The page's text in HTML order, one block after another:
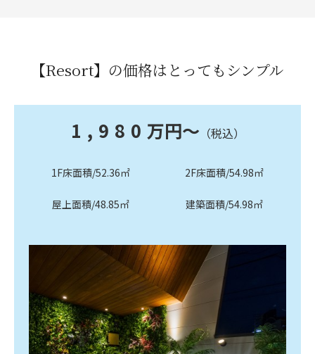
【Resort】の価格は とってもシンプル
1,980 万円～ （税込）
1F床面積/52.36㎡ 2F床面積/54.98㎡
屋上面積/48.85㎡ 建築面積/54.98㎡